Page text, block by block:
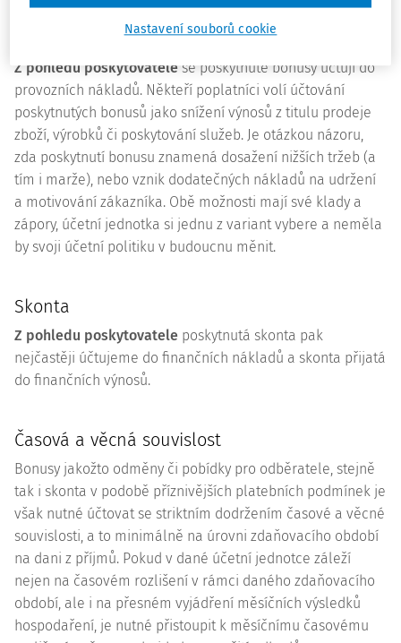
do ceny spotřebované služby, je vhodné přijaté bonusy
účtovat do provozních výnosů.
Z pohledu poskytovatele se poskytnuté bonusy účtují do
provozních nákladů. Někteří poplatníci volí účtování
poskytnutých bonusů jako snížení výnosů z titulu prodeje
zboží, výrobků či poskytování služeb. Je otázkou názoru,
zda poskytnutí bonusu znamená dosažení nižších tržeb (a
tím i marže), nebo vznik dodatečných nákladů na udržení
a motivování zákazníka. Obě možnosti mají své klady a
zápory, účetní jednotka si jednu z variant vybere a neměla
by svoji účetní politiku v budoucnu měnit.
Skonta
Z pohledu poskytovatele poskytnutá skonta pak
nejčastěji účtujeme do finančních nákladů a skonta přijatá
do finančních výnosů.
Časová a věcná souvislost
Bonusy jakožto odměny či pobídky pro odběratele, stejně
tak i skonta v podobě příznivějších platebních podmínek je
však nutné účtovat se striktním dodržením časové a věcné
souvislosti, a to minimálně na úrovni zdaňovacího období
na dani z příjmů. Pokud v dané účetní jednotce záleží
nejen na časovém rozlišení v rámci daného zdaňovacího
období, ale i na přesném vyjádření měsíčních výsledků
hospodaření, je nutné přistoupit k měsíčnímu časovému
Nastavení souborů cookie